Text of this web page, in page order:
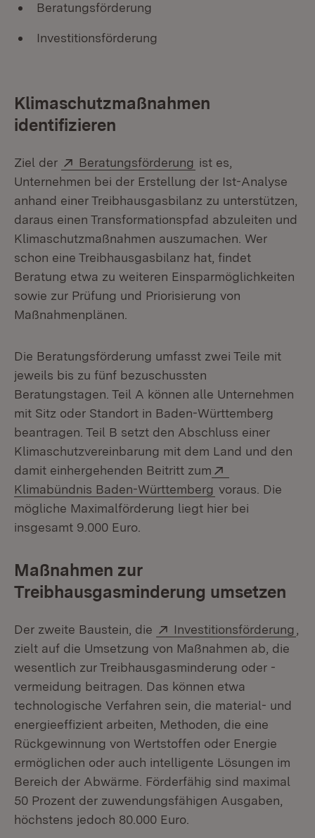
Beratungsförderung
Investitionsförderung
Klimaschutzmaßnahmen
identifizieren
Ziel der Extern:
Beratungsförderung (Öffnet in neuem
ist es,
Unternehmen bei der Erstellung der Ist-Analyse
anhand einer Treibhausgasbilanz zu unterstützen,
daraus einen Trans­formationspfad abzuleiten und
Klimaschutzmaßnahmen auszumachen. Wer
schon eine Treibhausgasbilanz hat, findet
Beratung etwa zu weiteren Einspar­möglichkeiten
sowie zur Prüfung und Priorisierung von
Maßnahmenplänen.
Die Beratungsförderung umfasst zwei Teile mit
jeweils bis zu fünf bezuschussten
Beratungstagen. Teil A können alle Unternehmen
mit Sitz oder Standort in Baden-Württemberg
beantragen. Teil B setzt den Abschluss einer
Klimaschutzvereinbarung mit dem Land und den
damit einhergehenden Beitritt zum
Klimabündnis Baden-Württemberg (Öffnet in
voraus. Die
mögliche Maximalförderung liegt hier bei
insgesamt 9.000 Euro.
Maßnahmen zur
Treibhausgasminderung umsetzen
Der zweite Baustein, die Extern:
Investitionsförderung
zielt auf die Umsetzung von Maßnahmen ab, die
wesentlich zur Treibhausgasminderung oder -
vermeidung beitragen. Das können etwa
technologische Verfahren sein, die material- und
energieeffizient arbeiten, Methoden, die eine
Rückgewinnung von Wertstoffen oder Energie
ermöglichen oder auch intelligente Lösungen im
Bereich der Abwärme. Förderfähig sind maximal
50 Prozent der zuwendungsfähigen Ausgaben,
höchstens jedoch 80.000 Euro.